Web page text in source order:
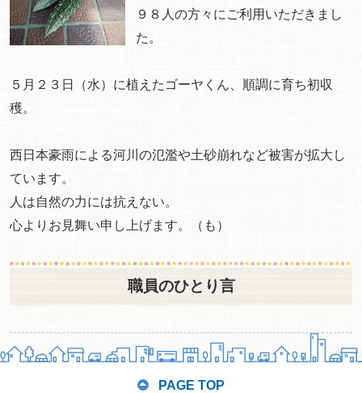
９８人の方々にご利用いただきまし
た。
５月２３日（水）に植えたゴーヤくん、順調に育ち初収
穫。
西日本豪雨による河川の氾濫や土砂崩れなど被害が拡大し
ています。
人は自然の力には抗えない。
心よりお見舞い申し上げます。（も）
職員のひとり言
PAGE TOP